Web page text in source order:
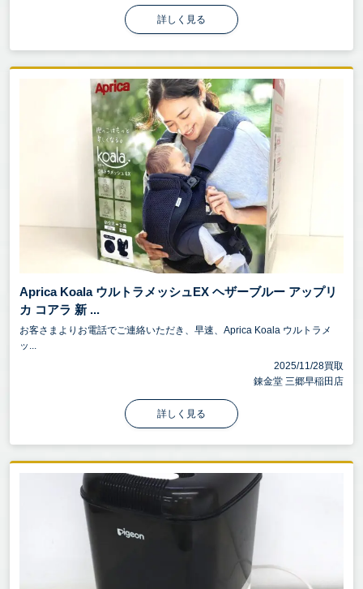
詳しく見る
Aprica Koala ウルトラメッシュEX ヘザーブルー アップリ
カ コアラ 新 ...
お客さまよりお電話でご連絡いただき、早速、Aprica Koala ウルトラメ
ッ...
2025/11/28買取
錬金堂 三郷早稲田店
詳しく見る